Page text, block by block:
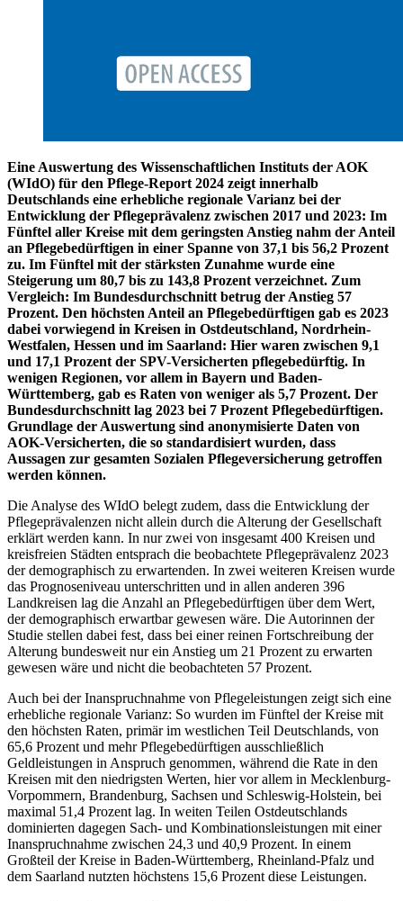
Eine Auswertung des Wissenschaftlichen Instituts der AOK
(WIdO) für den Pflege-Report 2024 zeigt innerhalb
Deutschlands eine erhebliche regionale Varianz bei der
Entwicklung der Pflegeprävalenz zwischen 2017 und 2023: Im
Fünftel aller Kreise mit dem geringsten Anstieg nahm der Anteil
an Pflegebedürftigen in einer Spanne von 37,1 bis 56,2 Prozent
zu. Im Fünftel mit der stärksten Zunahme wurde eine
Steigerung um 80,7 bis zu 143,8 Prozent verzeichnet. Zum
Vergleich: Im Bundesdurchschnitt betrug der Anstieg 57
Prozent. Den höchsten Anteil an Pflegebedürftigen gab es 2023
dabei vorwiegend in Kreisen in Ostdeutschland, Nordrhein-
Westfalen, Hessen und im Saarland: Hier waren zwischen 9,1
und 17,1 Prozent der SPV-Versicherten pflegebedürftig. In
wenigen Regionen, vor allem in Bayern und Baden-
Württemberg, gab es Raten von weniger als 5,7 Prozent. Der
Bundesdurchschnitt lag 2023 bei 7 Prozent Pflegebedürftigen.
Grundlage der Auswertung sind anonymisierte Daten von
AOK-Versicherten, die so standardisiert wurden, dass
Aussagen zur gesamten Sozialen Pflegeversicherung getroffen
werden können.
Die Analyse des WIdO belegt zudem, dass die Entwicklung der
Pflegeprävalenzen nicht allein durch die Alterung der Gesellschaft
erklärt werden kann. In nur zwei von insgesamt 400 Kreisen und
kreisfreien Städten entsprach die beobachtete Pflegeprävalenz 2023
der demographisch zu erwartenden. In zwei weiteren Kreisen wurde
das Prognoseniveau unterschritten und in allen anderen 396
Landkreisen lag die Anzahl an Pflegebedürftigen über dem Wert,
der demographisch erwartbar gewesen wäre. Die Autorinnen der
Studie stellen dabei fest, dass bei einer reinen Fortschreibung der
Alterung bundesweit nur ein Anstieg um 21 Prozent zu erwarten
gewesen wäre und nicht die beobachteten 57 Prozent.
Auch bei der Inanspruchnahme von Pflegeleistungen zeigt sich eine
erhebliche regionale Varianz: So wurden im Fünftel der Kreise mit
den höchsten Raten, primär im westlichen Teil Deutschlands, von
65,6 Prozent und mehr Pflegebedürftigen ausschließlich
Geldleistungen in Anspruch genommen, während die Rate in den
Kreisen mit den niedrigsten Werten, hier vor allem in Mecklenburg-
Vorpommern, Brandenburg, Sachsen und Schleswig-Holstein, bei
maximal 51,4 Prozent lag. In weiten Teilen Ostdeutschlands
dominierten dagegen Sach- und Kombinationsleistungen mit einer
Inanspruchnahme zwischen 24,3 und 40,9 Prozent. In einem
Großteil der Kreise in Baden-Württemberg, Rheinland-Pfalz und
dem Saarland nutzten höchstens 15,6 Prozent diese Leistungen.